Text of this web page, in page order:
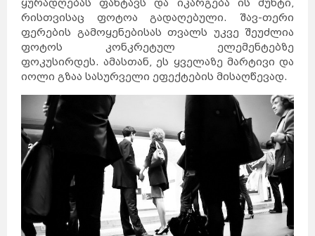
ყურადღებას ფანტავს და იკარგება ის მუხტი,
რისთვისაც ფოტოა გადაღებული. შავ-თერი
ფერების გამოყენებისას თვალს უკვე შეუძლია
ფოტოს კონკრეტულ ელემენტებზე
ფოკუსირდეს. ამასთან, ეს ყველაზე მარტივი და
იოლი გზაა სასურველი ეფექტების მისაღწევად.